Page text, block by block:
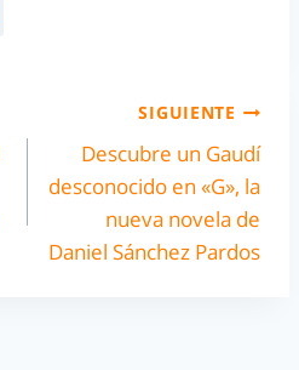
SIGUIENTE
Descubre un Gaudí
desconocido en «G», la
nueva novela de
Daniel Sánchez Pardos